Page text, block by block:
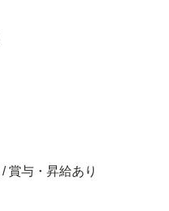
賞与・昇給あり